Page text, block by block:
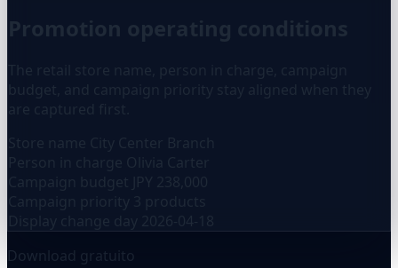
Promotion operating conditions
The retail store name, person in charge, campaign
budget, and campaign priority stay aligned when they
are captured first.
Store name
City Center Branch
Person in charge
Olivia Carter
Campaign budget
JPY 238,000
Campaign priority
3 products
Display change day
2026-04-18
Download gratuito